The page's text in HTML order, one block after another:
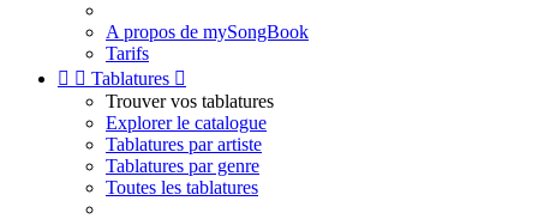
A propos de mySongBook
Tarifs
  Tablatures 
Trouver vos tablatures
Explorer le catalogue
Tablatures par artiste
Tablatures par genre
Toutes les tablatures